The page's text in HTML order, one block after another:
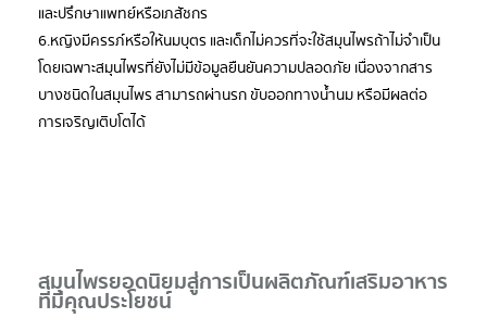
และปรึกษาแพทย์หรือเภสัชกร
6.หญิงมีครรภ์หรือให้นมบุตร และเด็กไม่ควรที่จะใช้สมุนไพรถ้าไม่จำเป็น
โดยเฉพาะสมุนไพรที่ยังไม่มีข้อมูลยืนยันความปลอดภัย เนื่องจากสาร
บางชนิดในสมุนไพร สามารถผ่านรก ขับออกทางน้ำนม หรือมีผลต่อ
การเจริญเติบโตได้
สมุนไพรยอดนิยมสู่การเป็นผลิตภัณฑ์เสริมอาหาร
ที่มีคุณประโยชน์